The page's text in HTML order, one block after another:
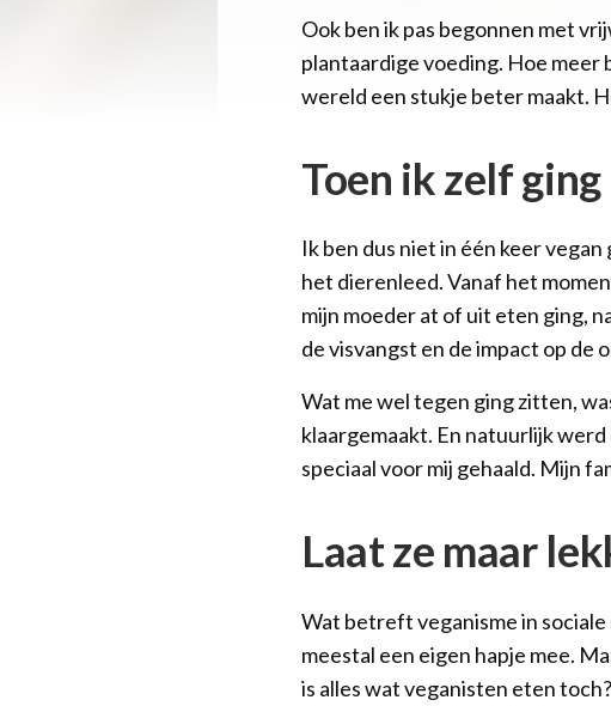
Ook ben ik pas begonnen met
plantaardige voeding. Hoe meer
wereld een stukje beter maakt.
Toen ik zelf
Ik ben dus niet in één keer
het dierenleed. Vanaf het
mijn moeder at of uit eten ging,
de visvangst en de impact op de
Wat me wel tegen ging zitten,
klaargemaakt. En natuurlijk
speciaal voor mij gehaald. Mijn
Laat ze maar
Wat betreft veganisme in
meestal een eigen hapje mee.
is alles wat veganisten eten